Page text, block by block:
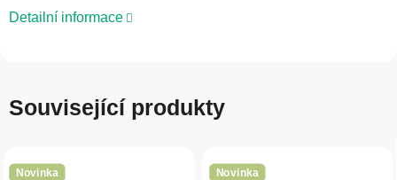
Detailní informace
Související produkty
Novinka Novinka